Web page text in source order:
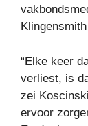
“Elke keer
verliest, is
zei
ervoor